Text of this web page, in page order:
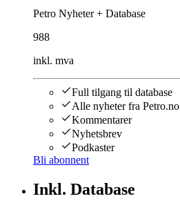
Petro Nyheter + Database
988
inkl. mva
Full tilgang til database
Alle nyheter fra Petro.no
Kommentarer
Nyhetsbrev
Podkaster
Bli abonnent
Inkl. Database